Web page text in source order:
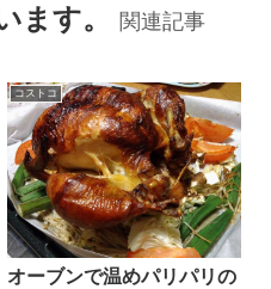
ます。 関連記事
コストコ
オーブンで温めパリパリの